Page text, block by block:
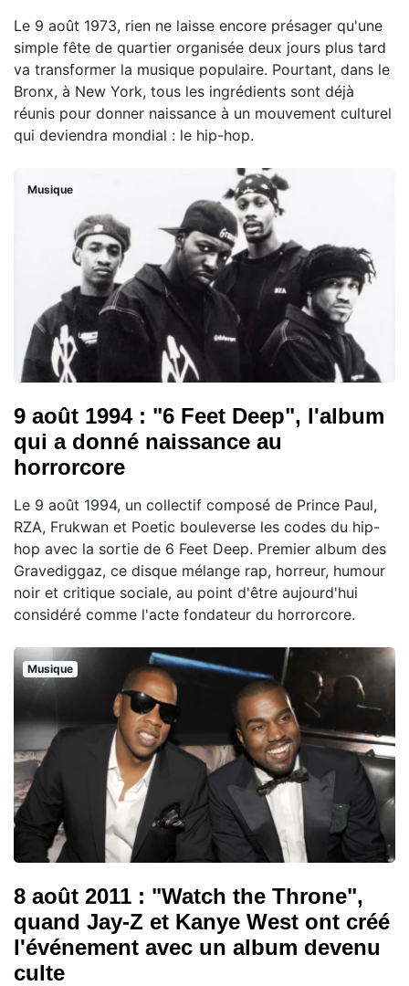
Le 9 août 1973, rien ne laisse encore présager qu'une
simple fête de quartier organisée deux jours plus tard
va transformer la musique populaire. Pourtant, dans le
Bronx, à New York, tous les ingrédients sont déjà
réunis pour donner naissance à un mouvement culturel
qui deviendra mondial : le hip-hop.
Musique
9 août 1994 : "6 Feet Deep", l'album
qui a donné naissance au
horrorcore
Le 9 août 1994, un collectif composé de Prince Paul,
RZA, Frukwan et Poetic bouleverse les codes du hip-
hop avec la sortie de 6 Feet Deep. Premier album des
Gravediggaz, ce disque mélange rap, horreur, humour
noir et critique sociale, au point d'être aujourd'hui
considéré comme l'acte fondateur du horrorcore.
Musique
8 août 2011 : "Watch the Throne",
quand Jay-Z et Kanye West ont créé
l'événement avec un album devenu
culte